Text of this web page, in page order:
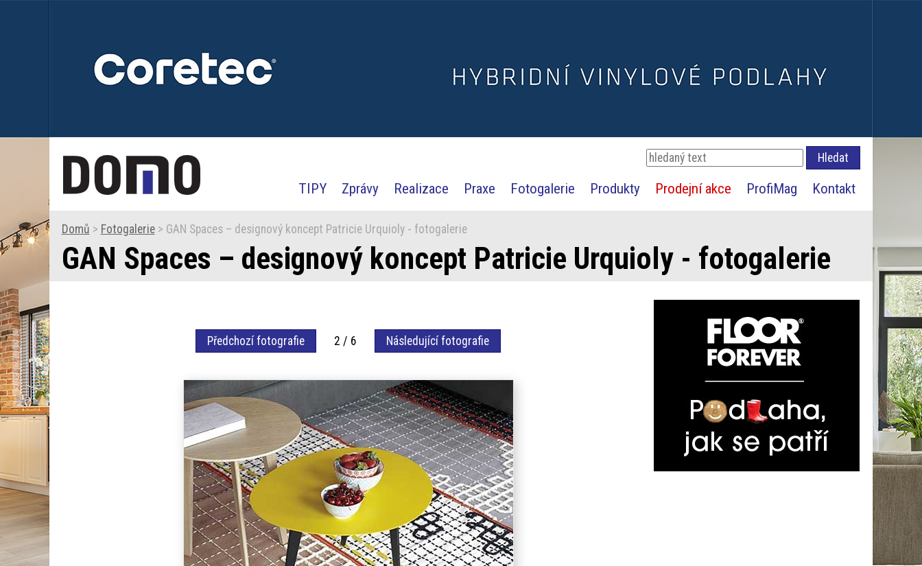
TIPY Zprávy Realizace Praxe Fotogalerie Produkty Prodejní akce ProfiMag Kontakt
Domů > Fotogalerie> GAN Spaces – designový koncept Patricie Urquioly - fotogalerie
GAN Spaces – designový koncept Patricie Urquioly - fotogalerie
Předchozí fotografie 2 / 6 Následující fotografie